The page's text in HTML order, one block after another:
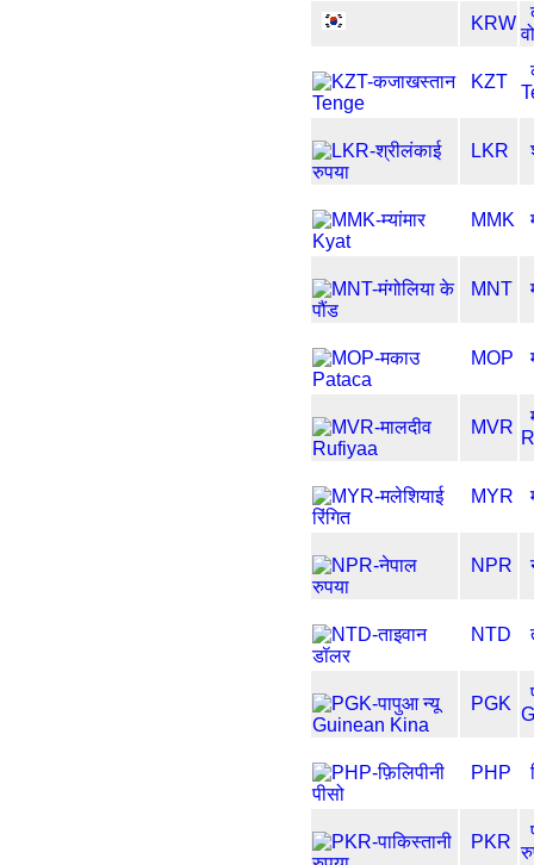
KRW
KZT
LKR
MMK
MNT
MOP
MVR
MYR
NPR
NTD
PGK
PHP
PKR